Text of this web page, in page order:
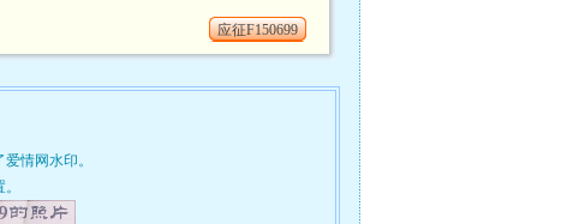
应征F150699
情网水印。